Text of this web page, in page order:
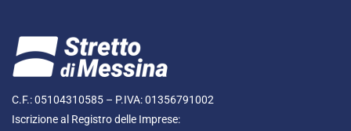
C.F.: 05104310585 – P.IVA: 01356791002
Iscrizione al Registro delle Imprese: